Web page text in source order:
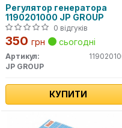
Регулятор генератора
1190201000 JP GROUP
0 відгуків
350 грн сьогодні
Артикул:
JP GROUP
КУПИТИ